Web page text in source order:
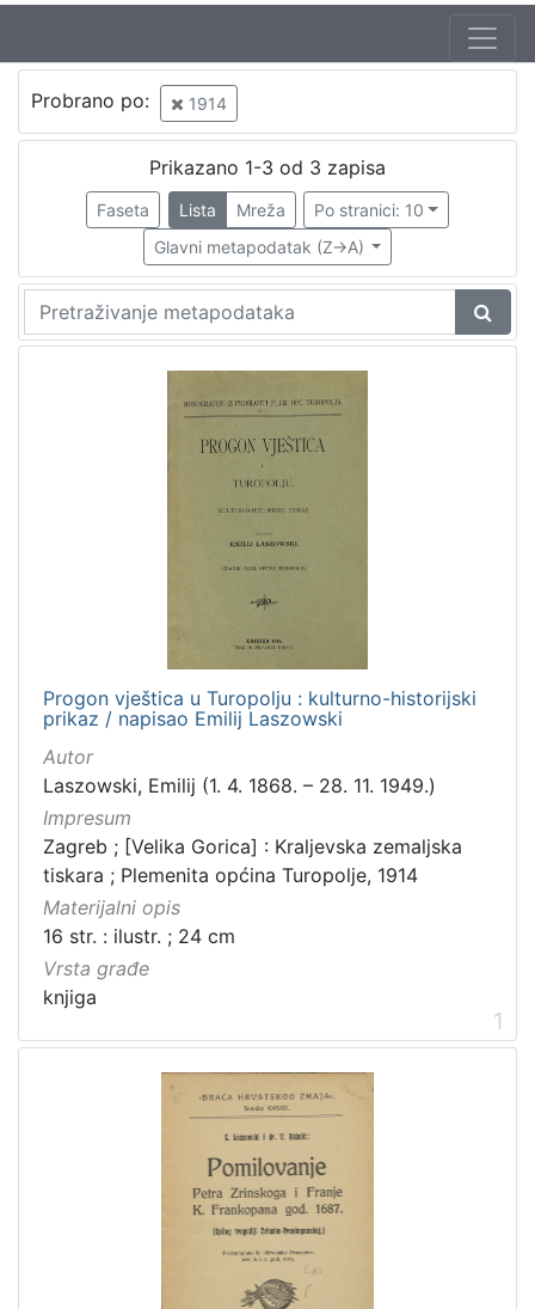
Jezik
hrvatski
Nakladnička
cjelina
Družba "Braća Hrvatskoga Zmaja"
Obitelji Šubić, Zrinski i Frankopan
Zagreb na pragu modernog doba
Zbirka
Knjige
Serijske publikacije
Probrano po: 1914
Prikazano 1-3 od 3 zapisa
Faseta Lista Mreža
Po stranici: 10
Glavni metapodatak (Z->A)
Progon vještica u Turopolju : kulturno-historijski
prikaz / napisao Emilij Laszowski
Autor
Laszowski, Emilij (1. 4. 1868. – 28. 11. 1949.)
Impresum
Zagreb ; [Velika Gorica] : Kraljevska zemaljska
tiskara ; Plemenita općina Turopolje, 1914
Materijalni opis
16 str. : ilustr. ; 24 cm
Vrsta građe
knjiga
1